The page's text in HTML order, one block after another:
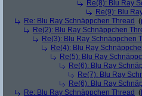
Re(8): Blu Ray
Re(9): Blu
Re: Blu Ray Schnäppchen Thread (
Re(2): Blu Ray Schnäppchen
Re(3): Blu Ray Schnäppchen
Re(4): Blu Ray
Re(5): Blu Ray
Re(6): Blu Ray
Re(7): Blu Ray
Re(6): Blu Ray
Re: Blu Ray Schnäppchen Thread (